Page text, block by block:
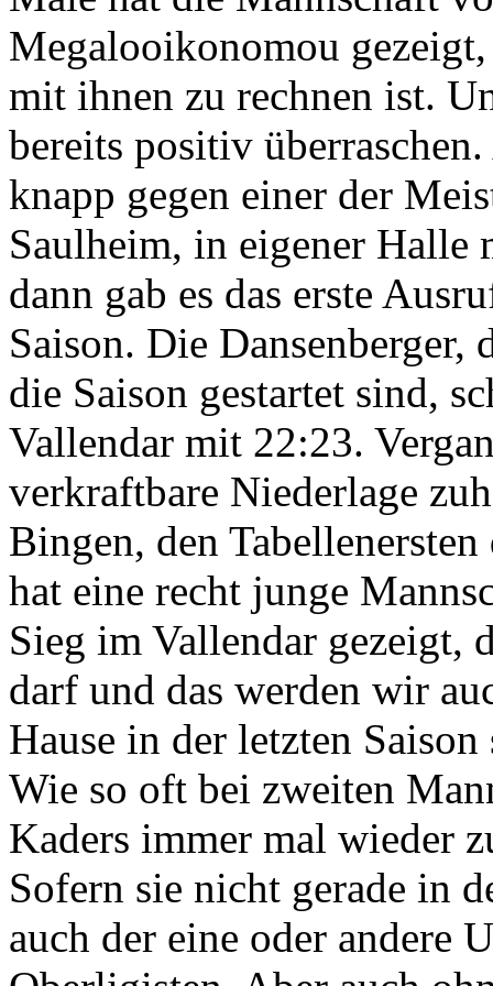
Megalooikonomou
mit ihnen zu rechnen ist.
bereits positiv
knapp gegen einer der
Saulheim, in eigener
dann gab es das erste
Saison. Die
die Saison gestartet sind,
Vallendar mit 22:23.
verkraftbare Niederlage
Bingen, den
hat eine recht junge
Sieg im Vallendar gezeigt,
darf und das werden wir
Hause in der letzten
Wie so oft bei zweiten
Kaders immer mal wieder
Sofern sie nicht gerade in
auch der eine oder andere